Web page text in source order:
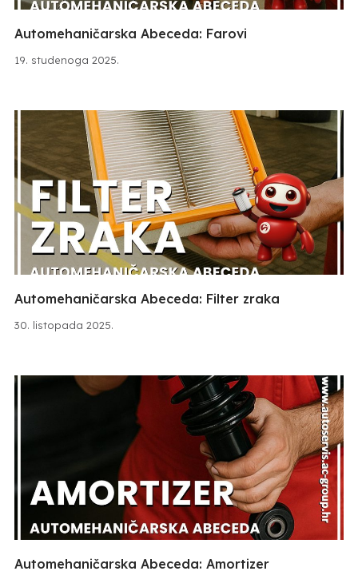
19. studenoga 2025.
Automehaničarska Abeceda: Farovi
30. listopada 2025.
Automehaničarska Abeceda: Filter zraka
Automehaničarska Abeceda: Amortizer